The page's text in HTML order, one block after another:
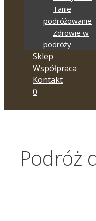
Tanie
podróżowanie
Zdrowie w
podróży
Sklep
Współpraca
Kontakt
0
Podróż